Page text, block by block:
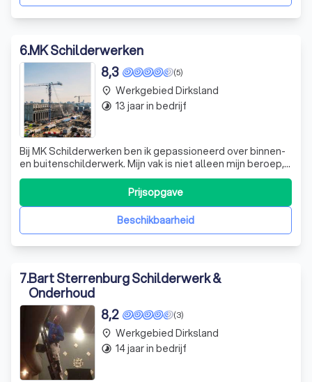
6.MK Schilderwerken
(5)
8,3
Bij MK Schilderwerken ben ik gepassioneerd over binnen-
en buitenschilderwerk. Mijn vak is niet alleen mijn beroep,
maar ook mijn kunst. Ik geloof dat goed schilderwerk de
basis vormt van elk interieur. Of het nu gaat om strakke
wanden of sfeervolle kalkverftechnieken, ik sta klaar om u
Beschikbaarheid
Prijsopgave
place Werkgebied Dirksland
timelapse 13 jaar in bedrijf
7.Bart Sterrenburg Schilderwerk &
Onderhoud
(3)
8,2
place Werkgebied Dirksland
timelapse 14 jaar in bedrijf